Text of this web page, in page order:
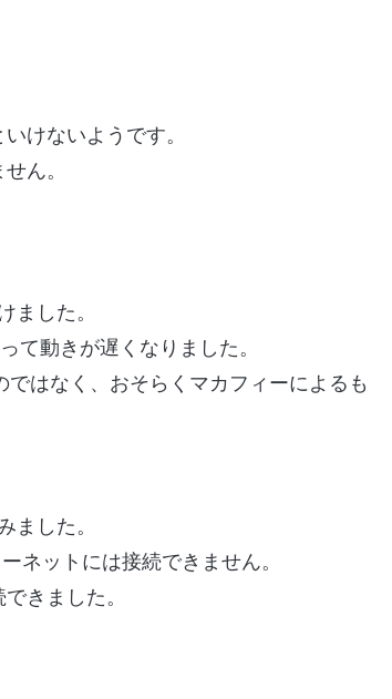
けないようです。
ん。
ました。
て動きが遅くなりました。
はなく、おそらくマカフィーによるも
ました。
ネットには接続できません。
きました。